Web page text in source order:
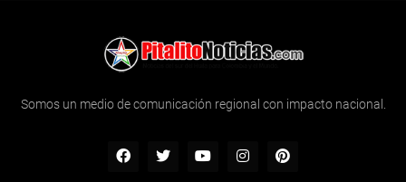
Somos un medio de comunicación regional con impacto nacional.